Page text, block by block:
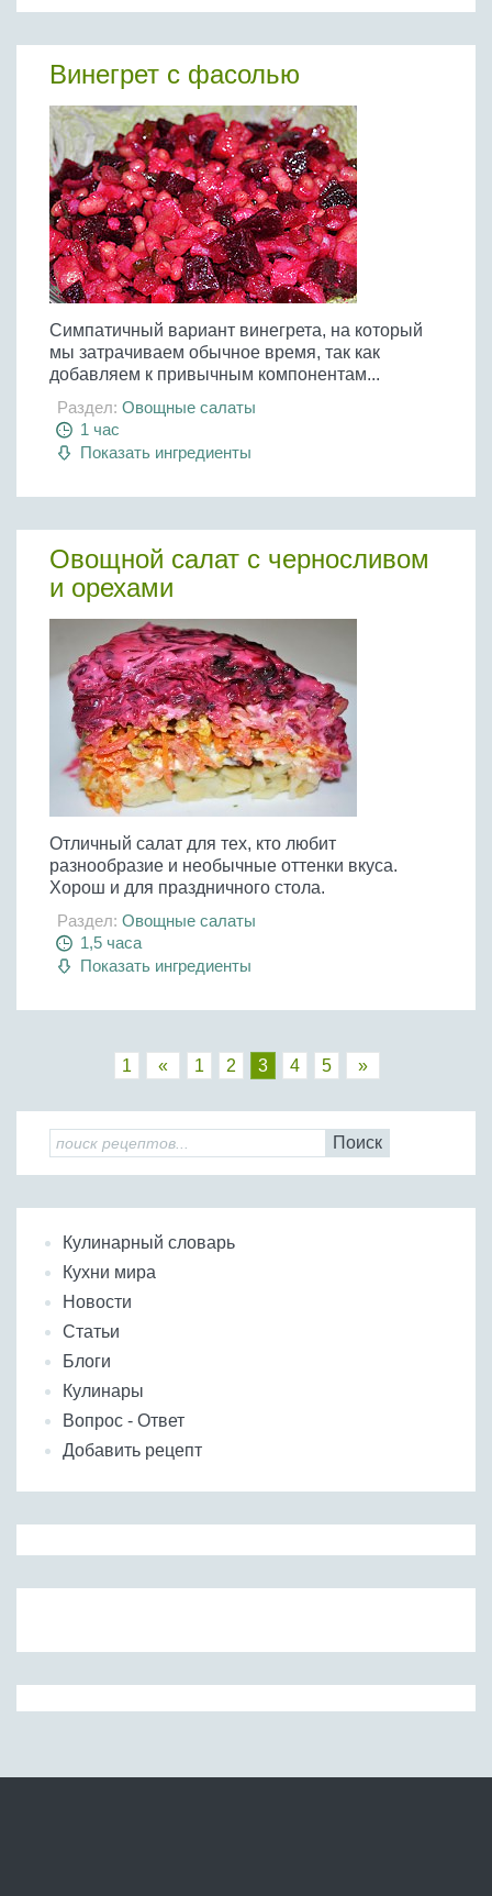
Винегрет с фасолью
Симпатичный вариант винегрета, на который
мы затрачиваем обычное время, так как
добавляем к привычным компонентам...
Раздел: Овощные салаты
1 час
Показать ингредиенты
Овощной салат с черносливом
и орехами
Отличный салат для тех, кто любит
разнообразие и необычные оттенки вкуса.
Хорош и для праздничного стола.
Раздел: Овощные салаты
1,5 часа
Показать ингредиенты
1 « 1 2 3 4 5 »
Поиск
Кулинарный словарь
Кухни мира
Новости
Статьи
Блоги
Кулинары
Вопрос - Ответ
Добавить рецепт